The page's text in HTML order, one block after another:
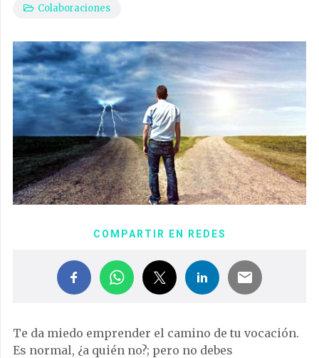
Colaboraciones
COMPARTIR EN REDES
Te da miedo emprender el camino de tu vocación.
Es normal, ¿a quién no?; pero no debes